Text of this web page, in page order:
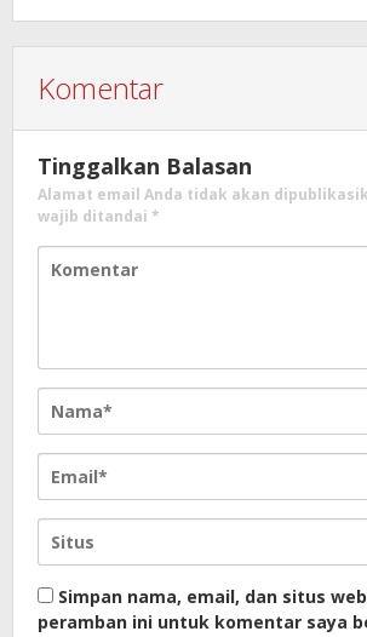
Komentar
Tinggalkan Balasan
Alamat email Anda tidak akan
wajib ditandai *
Simpan nama, email, dan situs
peramban ini untuk komentar saya